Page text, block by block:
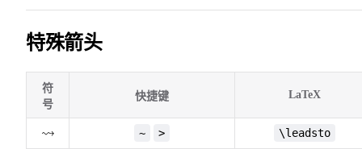
特殊箭头
符
号
快捷键 LaTeX
\leadsto
⇝ ~ > \leadsto